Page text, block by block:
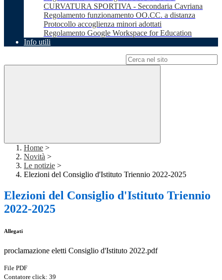
CURVATURA SPORTIVA - Secondaria Cavriana
Regolamento funzionamento OO.CC. a distanza
Protocollo accoglienza minori adottati
Regolamento Google Workspace for Education
Info utili
Home >
Novità >
Le notizie >
Elezioni del Consiglio d'Istituto Triennio 2022-2025
Elezioni del Consiglio d'Istituto Triennio
2022-2025
Allegati
proclamazione eletti Consiglio d'Istituto 2022.pdf
File PDF
Contatore click: 39